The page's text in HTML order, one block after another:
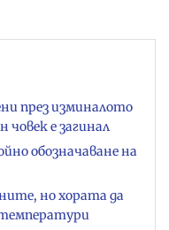
през изминалото
е загинал
обозначаване на
но хората да
температури